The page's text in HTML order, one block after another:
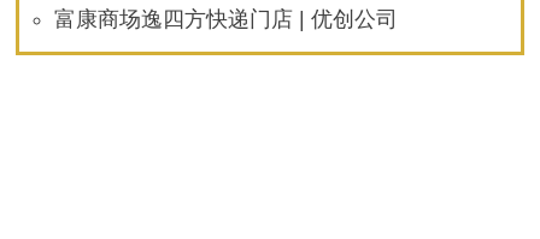
富康商场逸四方快递门店 | 优创公司